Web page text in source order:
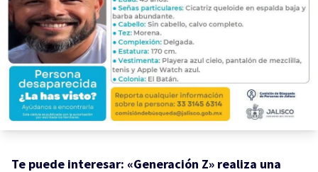
Te puede interesar: «Generación Z» realiza una